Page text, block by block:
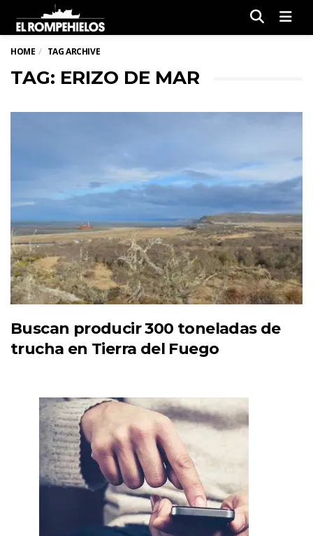
HOME TAG ARCHIVE
TAG: ERIZO DE MAR
Buscan producir 300 toneladas de
trucha en Tierra del Fuego